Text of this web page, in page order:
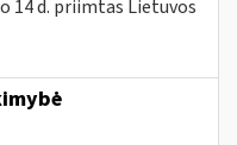
14 d. priimtas Lietuvos